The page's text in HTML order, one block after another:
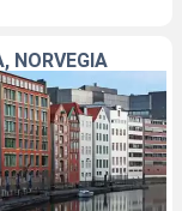
NORVEGIA